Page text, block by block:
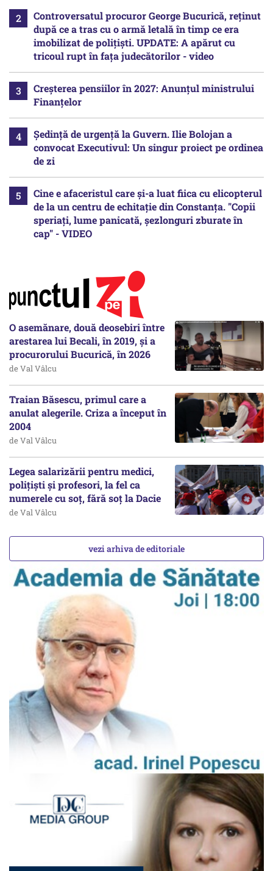
Controversatul procuror George Bucurică, reținut
după ce a tras cu o armă letală în timp ce era
imobilizat de polițiști. UPDATE: A apărut cu
tricoul rupt în fața judecătorilor - video
Creșterea pensiilor în 2027: Anunțul ministrului
Finanțelor
Ședință de urgență la Guvern. Ilie Bolojan a
convocat Executivul: Un singur proiect pe ordinea
de zi
Cine e afaceristul care și-a luat fiica cu elicopterul
de la un centru de echitație din Constanța. "Copii
speriați, lume panicată, șezlonguri zburate în
cap" - VIDEO
O asemănare, două deosebiri între
arestarea lui Becali, în 2019, și a
procurorului Bucurică, în 2026
de Val Vâlcu
Traian Băsescu, primul care a
anulat alegerile. Criza a început în
2004
de Val Vâlcu
Legea salarizării pentru medici,
polițiști și profesori, la fel ca
numerele cu soț, fără soț la Dacie
de Val Vâlcu
vezi arhiva de editoriale